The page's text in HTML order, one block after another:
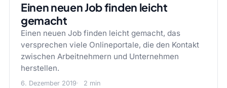
Einen neuen Job finden leicht
gemacht
Einen neuen Job finden leicht gemacht, das
versprechen viele Onlineportale, die den Kontakt
zwischen Arbeitnehmern und Unternehmen
herstellen.
6. Dezember 2019 2 min